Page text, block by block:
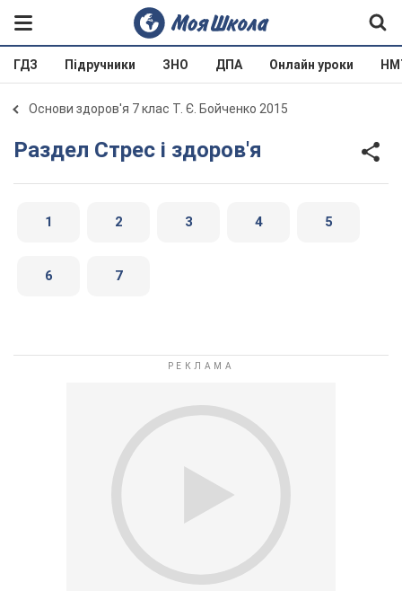
ГДЗ Підручники ЗНО ДПА Онлайн уроки
Основи здоров'я 7 клас Т. Є. Бойченко 2015
Раздел Стрес і здоров'я
1 2 3 4 5
6 7